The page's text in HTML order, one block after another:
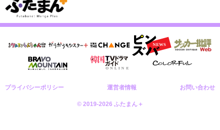
プライバシーポリシー 運営者情報 お問い合わせ
© 2019-2026 ふたまん＋